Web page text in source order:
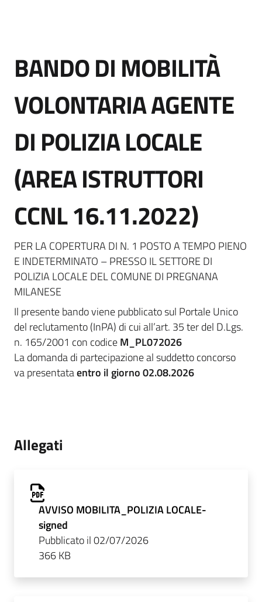
BANDO DI MOBILITÀ
VOLONTARIA AGENTE
DI POLIZIA LOCALE
(AREA ISTRUTTORI
CCNL 16.11.2022)
PER LA COPERTURA DI N. 1 POSTO A TEMPO PIENO
E INDETERMINATO – PRESSO IL SETTORE DI
POLIZIA LOCALE DEL COMUNE DI PREGNANA
MILANESE
Il presente bando viene pubblicato sul Portale Unico
del reclutamento (InPA) di cui all’art. 35 ter del D.Lgs.
n. 165/2001 con codiceM_PL072026
La domanda di partecipazione al suddetto concorso
va presentataentro il giorno 02.08.2026
Allegati
AVVISO MOBILITA_POLIZIA LOCALE-
signed
Pubblicato il 02/07/2026
366 KB